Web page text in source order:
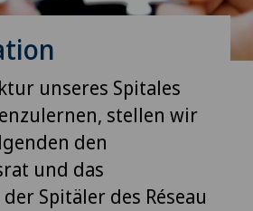
unseres Spitales
stellen wir
den
und das
Spitäler des Réseau